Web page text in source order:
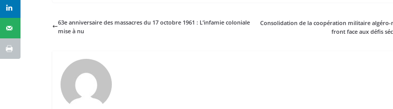
63e anniversaire des massacres du 17 octobre 1961 : L’infamie coloniale
mise à nu
Consolidation de la coopération militaire algéro-
front face aux défis